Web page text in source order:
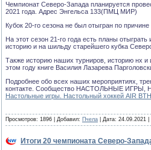
Чемпионат Северо-Запада планируется
2021 года. Адрес Энгельса 133(ПМЦ МИР)
Кубок 20-го сезона не был отыгран по
На этот сезон 21-го года есть планы
историю и на шильду старейшего кубка
Также историю наших турниров, историю нх
этом году книге Василия Лазарева
Подробнее обо всех наших мероприятиях,
контакте. Сообщество НАСТОЛЬНЫЕ ИГРЫ,
Настольные игры. Настольный хоккей AIR
Просмотров: 1896 | Добавил: Пчела | Дата: 24.09.2021
Итоги 20 чемпионата Северо-